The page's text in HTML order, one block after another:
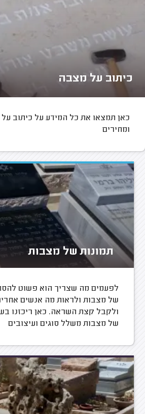
כיתוב על מצבה
כאן תמצאו את כל המידע על כיתוב
ומחירים
תמונות של מצבות
לפעמים מה שצריך הוא פשוט
של מצבות ולראות מה אנשים
ולקבל קצת השראה. כאן ריכזנו
של מצבות משלל סוגים ועיצובים